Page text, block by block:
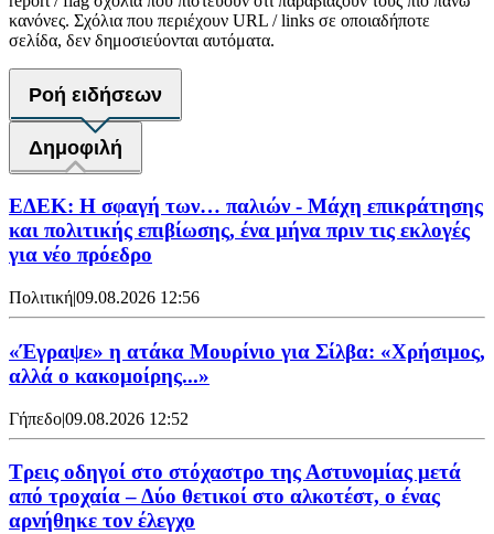
κανόνες. Σχόλια που περιέχουν URL / links σε οποιαδήποτε
σελίδα, δεν δημοσιεύονται αυτόματα.
Ροή ειδήσεων
Δημοφιλή
ΕΔΕΚ: Η σφαγή των… παλιών - Μάχη επικράτησης
και πολιτικής επιβίωσης, ένα μήνα πριν τις εκλογές
για νέο πρόεδρο
Πολιτική|09.08.2026 12:56
«Έγραψε» η ατάκα Μουρίνιο για Σίλβα: «Χρήσιμος,
αλλά ο κακομοίρης...»
Γήπεδο|09.08.2026 12:52
Τρεις οδηγοί στο στόχαστρο της Αστυνομίας μετά
από τροχαία – Δύο θετικοί στο αλκοτέστ, ο ένας
αρνήθηκε τον έλεγχο